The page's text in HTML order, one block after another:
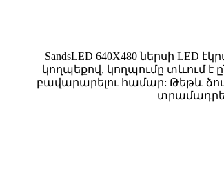
SandsLED 640X480 ներսի
կողպեքով, կողպումը տևում է
բավարարելու համար: Թեթև